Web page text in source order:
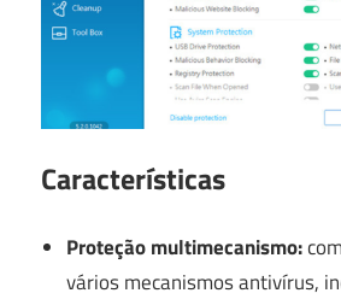
Características
Proteção multimecanismo:
vários mecanismos antivírus,